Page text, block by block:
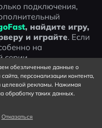
подключения,
, найдите игру,
и играйте. Если
на
серии,
и актуальных
обезличенные данные о
персонализации контента,
целевой рекламы. Нажимая
обработку таких данных.
Отказаться